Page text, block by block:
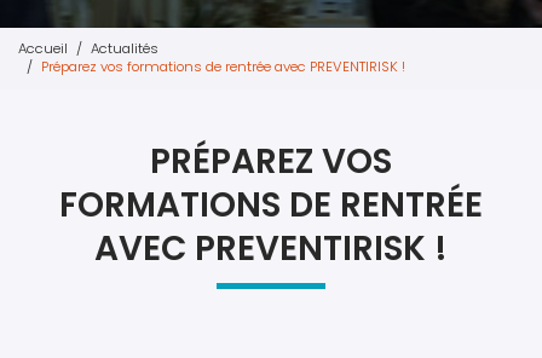
Accueil
Actualités
Préparez vos formations de rentrée avec PREVENTIRISK !
PRÉPAREZ VOS
FORMATIONS DE RENTRÉE
AVEC PREVENTIRISK !